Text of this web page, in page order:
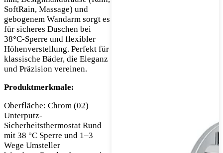
SoftRain, Massage) und
gebogenem Wandarm sorgt es
für sicheres Duschen bei
38°C-Sperre und flexibler
Höhenverstellung. Perfekt für
klassische Bäder, die Eleganz
und Präzision vereinen.
Produktmerkmale:
Oberfläche: Chrom (02)
Unterputz-
Sicherheitsthermostat Rund
mit 38 °C Sperre und 1–3
Wege Umsteller